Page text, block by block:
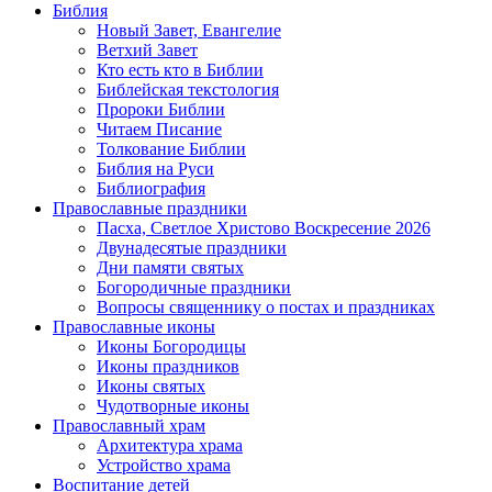
Библия
Новый Завет, Евангелие
Ветхий Завет
Кто есть кто в Библии
Библейская текстология
Пророки Библии
Читаем Писание
Толкование Библии
Библия на Руси
Библиография
Православные праздники
Пасха, Светлое Христово Воскресение 2026
Двунадесятые праздники
Дни памяти святых
Богородичные праздники
Вопросы священнику о постах и праздниках
Православные иконы
Иконы Богородицы
Иконы праздников
Иконы святых
Чудотворные иконы
Православный храм
Архитектура храма
Устройство храма
Воспитание детей